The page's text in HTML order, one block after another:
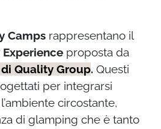
Camps rappresentano il
proposta da
Quality Group. Questi
per integrarsi
circostante,
di glamping che è tanto